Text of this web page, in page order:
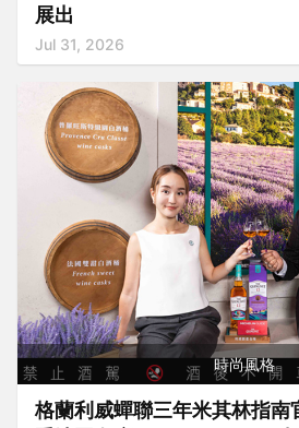
展出
Jul 31, 2026
時尚風格
格蘭利威蟬聯三年米其林指南